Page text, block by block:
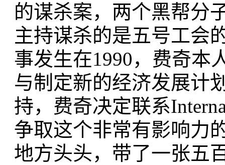
的谋杀案，两个黑帮分
主持谋杀的是五号工会
事发生在1990，费奇本
与制定新的经济发展计
持，费奇决定联系
争取这个非常有影响力
地方头头，带了一张五